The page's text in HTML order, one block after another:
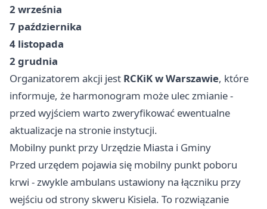
2 września
7 października
4 listopada
2 grudnia
Organizatorem akcji jest RCKiK w Warszawie, które
informuje, że harmonogram może ulec zmianie -
przed wyjściem warto zweryfikować ewentualne
aktualizacje na stronie instytucji.
Mobilny punkt przy Urzędzie Miasta i Gminy
Przed urzędem pojawia się mobilny punkt poboru
krwi - zwykle ambulans ustawiony na łączniku przy
wejściu od strony skweru Kisiela. To rozwiązanie